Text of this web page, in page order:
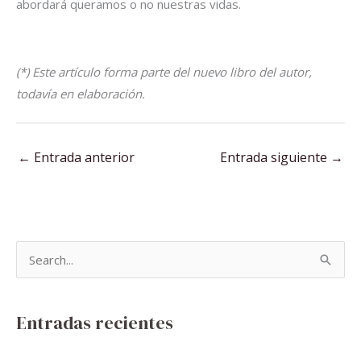
abordará queramos o no nuestras vidas.
(*) Este artículo forma parte del nuevo libro del autor,
todavía en elaboración.
← Entrada anterior Entrada siguiente →
Entradas recientes